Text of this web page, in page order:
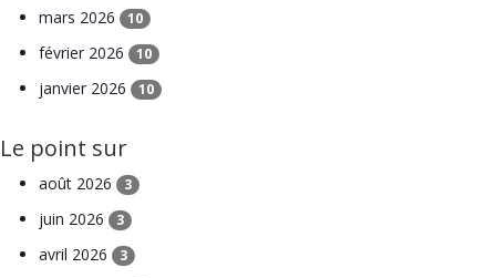
mars 2026 10
février 2026 10
janvier 2026 10
Le point sur
août 2026 3
juin 2026 3
avril 2026 3